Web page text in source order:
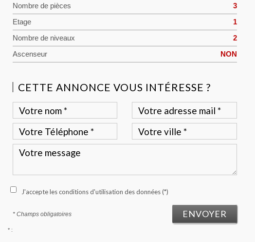
Nombre de pièces 3
Etage 1
Nombre de niveaux 2
Ascenseur NON
CETTE ANNONCE VOUS INTÉRESSE ?
J'accepte les conditions d'utilisation des données (*)
* Champs obligatoires ENVOYER
* :